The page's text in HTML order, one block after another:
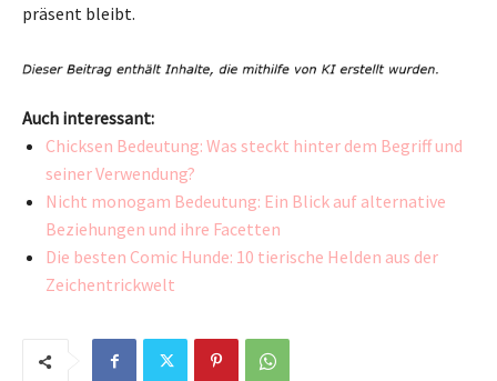
präsent bleibt.
Auch interessant:
Chicksen Bedeutung: Was steckt hinter dem Begriff und
seiner Verwendung?
Nicht monogam Bedeutung: Ein Blick auf alternative
Beziehungen und ihre Facetten
Die besten Comic Hunde: 10 tierische Helden aus der
Zeichentrickwelt